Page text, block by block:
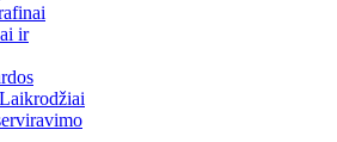
ir